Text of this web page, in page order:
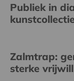
Publiek in
Zalmtrap:
sterke